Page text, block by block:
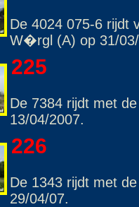
De 4024 075-6 rijdt
W�rgl (A) op 31/
225
De 7384 rijdt met
13/04/2007.
226
De 1343 rijdt met
29/04/07.